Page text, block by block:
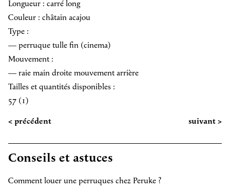
Longueur : carré long
Couleur : châtain acajou
Type :
— perruque tulle fin (cinema)
Mouvement :
— raie main droite mouvement arrière
Tailles et quantités disponibles :
57 (1)
< précédent
suivant >
Conseils et astuces
Comment louer une perruques chez Peruke ?